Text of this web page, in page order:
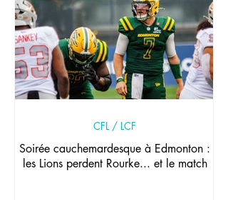
Soirée cauchemardesque à Edmonton :
les Lions perdent Rourke... et le match
CFL / LCF